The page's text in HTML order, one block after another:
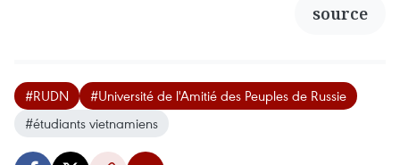
source
#RUDN
#Université de l'Amitié des Peuples de Russie
#étudiants vietnamiens